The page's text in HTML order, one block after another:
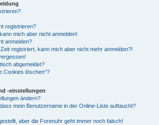
registrieren?
mich aber nicht anmelden!
anmelden?
registriert, kann mich aber nicht mehr anmelden?!
abgemeldet?
Cookies löschen“?
-einstellungen
ändern?
mein Benutzername in der Online-Liste auftaucht?
aber die Forenuhr geht immer noch falsch!